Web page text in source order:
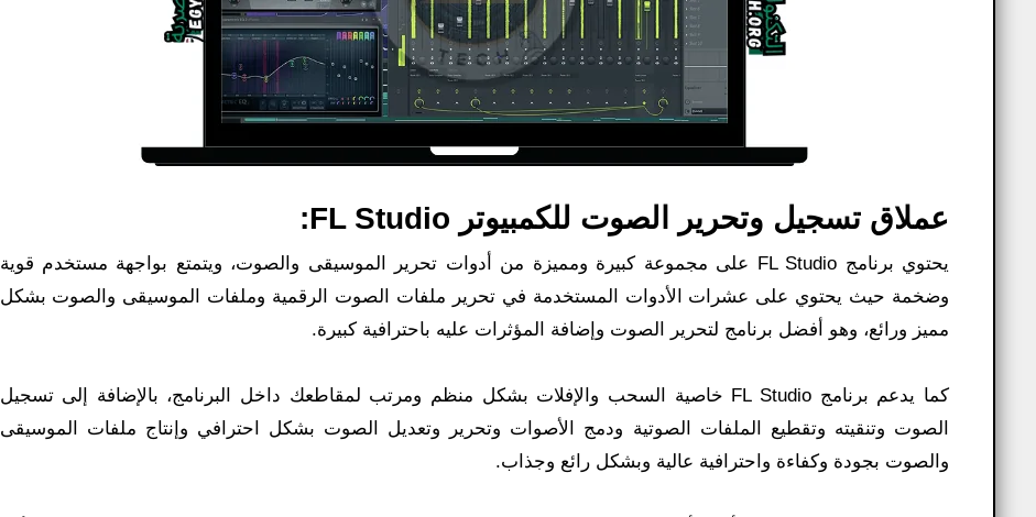
عملاق تسجيل وتحرير الصوت للكمبيوتر FL Studio:
يحتوي برنامج FL Studio على مجموعة كبيرة ومميزة من أدوات تحرير الموسيقى والصوت، ويتمتع بواجهة مستخدم قوية
وضخمة حيث يحتوي على عشرات الأدوات المستخدمة في تحرير ملفات الصوت الرقمية وملفات الموسيقى والصوت بشكل
مميز ورائع، وهو أفضل برنامج لتحرير الصوت وإضافة المؤثرات عليه باحترافية كبيرة.
كما يدعم برنامج FL Studio خاصية السحب والإفلات بشكل منظم ومرتب لمقاطعك داخل البرنامج، بالإضافة إلى تسجيل
الصوت وتنقيته وتقطيع الملفات الصوتية ودمج الأصوات وتحرير وتعديل الصوت بشكل احترافي وإنتاج ملفات الموسيقى
والصوت بجودة وكفاءة واحترافية عالية وبشكل رائع وجذاب.